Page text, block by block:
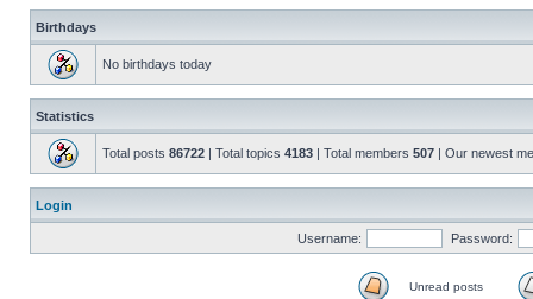
Birthdays
No birthdays today
Statistics
Total posts 86722 | Total topics 4183 | Total members 507 | Our newest
Login
Username: Password:
Unread posts